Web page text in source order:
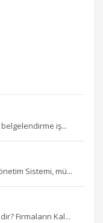
iş...
Sistemi, mü...
Firmaların Kal...